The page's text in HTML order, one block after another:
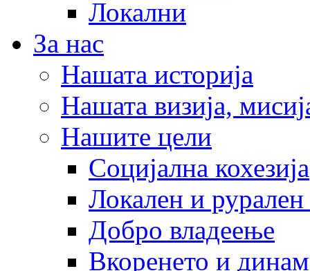
Локални
За нас
Нашата историја
Нашата визија,
Нашите цели
Социјална кохезија
Локален и рурален
Добро владеење
Вкоренето и